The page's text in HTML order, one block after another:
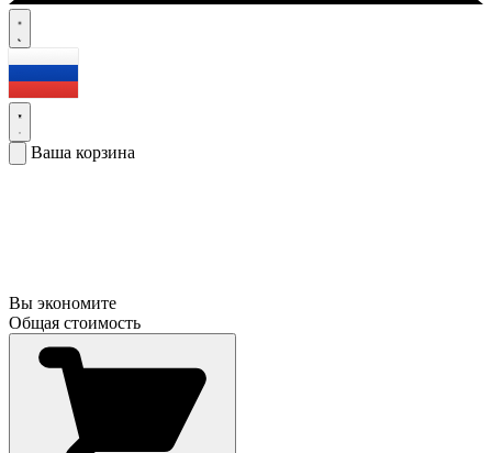
Ваша корзина
Вы экономите
Общая стоимость